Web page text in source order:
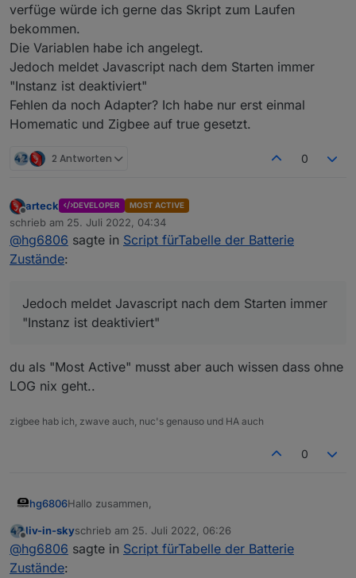
verfüge würde ich gerne das Skript zum Laufen
bekommen.
Die Variablen habe ich angelegt.
Jedoch meldet Javascript nach dem Starten immer
"Instanz ist deaktiviert"
Fehlen da noch Adapter? Ich habe nur erst einmal
Homematic und Zigbee auf true gesetzt.
2 Antworten 0
Offline
arteck DEVELOPER MOST ACTIVE
schrieb am 25. Juli 2022, 04:34
zuletzt editiert von
@hg6806 sagte in Script fürTabelle der Batterie
Zustände:
Jedoch meldet Javascript nach dem Starten immer
"Instanz ist deaktiviert"
du als "Most Active" musst aber auch wissen dass ohne
LOG nix geht..
zigbee hab ich, zwave auch, nuc's genauso und HA auch
0
hg6806Hallo zusammen,
auch wenn ich über keine Programmier-Kenntnisse
verfüge würde ich gerne das Skript zum Laufen
Offline
liv-in-skyschrieb am 25. Juli 2022, 06:26
zuletzt editiert von
@hg6806 sagte in Script fürTabelle der Batterie
Zustände: